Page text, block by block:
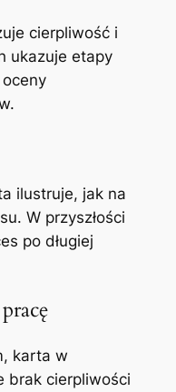
cierpliwość i
ukazuje etapy
ilustruje, jak na
W przyszłości
po długiej
karta w
brak cierpliwości